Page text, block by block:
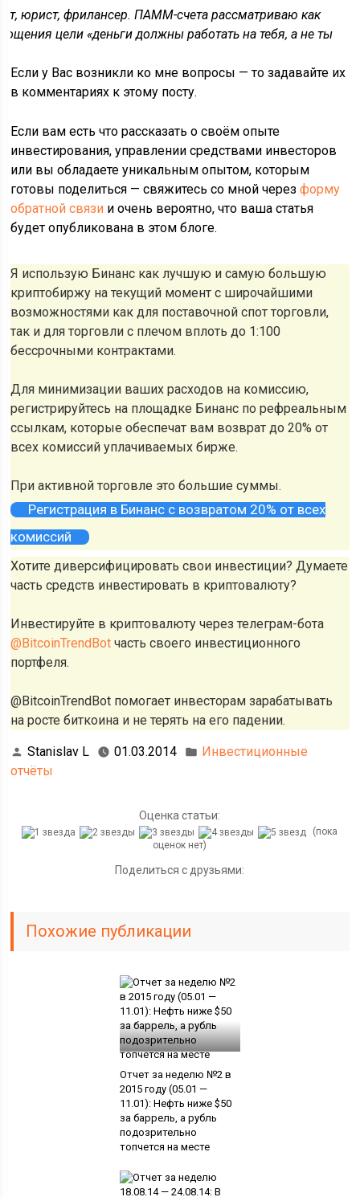
юрист, фрилансер. ПАММ-счета рассматриваю как
цели «деньги должны работать на тебя, а не ты
Если у Вас возникли ко мне вопросы — то задавайте их
в комментариях к этому посту.
Если вам есть что рассказать о своём опыте
инвестирования, управлении средствами инвесторов
или вы обладаете уникальным опытом, которым
готовы поделиться — свяжитесь со мной черезформу
обратной связи и очень вероятно, что ваша статья
будет опубликована в этом блоге.
Я использую Бинанс как лучшую и самую большую
криптобиржу на текущий момент с широчайшими
возможностями как для поставочной спот торговли,
так и для торговли с плечом вплоть до 1:100
бессрочными контрактами.
Для минимизации ваших расходов на комиссию,
регистрируйтесь на площадке Бинанс по рефреальным
ссылкам, которые обеспечат вам возврат до 20% от
всех комиссий уплачиваемых бирже.
При активной торговле это большие суммы.
Регистрация в Бинанс с возвратом 20% от всех
комиссий
Хотите диверсифицировать свои инвестиции? Думаете
часть средств инвестировать в криптовалюту?
Инвестируйте в криптовалюту через телеграм-бота
@BitcoinTrendBot часть своего инвестиционного
портфеля.
@BitcoinTrendBot помогает инвесторам зарабатывать
на росте биткоина и не терять на его падении.
Stanislav L 01.03.2014
Инвестиционные
отчёты
Оценка статьи:
(пока
оценок нет)
Поделиться с друзьями:
Похожие публикации
Отчет за неделю №2 в
2015 году (05.01 —
11.01): Нефть ниже $50
за баррель, а рубль
подозрительно
топчется на месте